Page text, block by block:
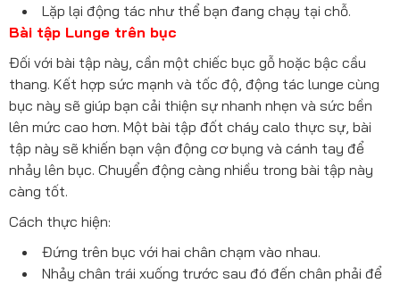
Lặp lại động tác như thể bạn đang chạy tại chỗ.
Bài tập Lunge trên bục
Đối với bài tập này, cần một chiếc bục gỗ hoặc bậc cầu
thang. Kết hợp sức mạnh và tốc độ, động tác lunge cùng
bục này sẽ giúp bạn cải thiện sự nhanh nhẹn và sức bền
lên mức cao hơn. Một bài tập đốt cháy calo thực sự, bài
tập này sẽ khiến bạn vận động cơ bụng và cánh tay để
nhảy lên bục. Chuyển động càng nhiều trong bài tập này
càng tốt.
Cách thực hiện:
Đứng trên bục với hai chân chạm vào nhau.
Nhảy chân trái xuống trước sau đó đến chân phải để